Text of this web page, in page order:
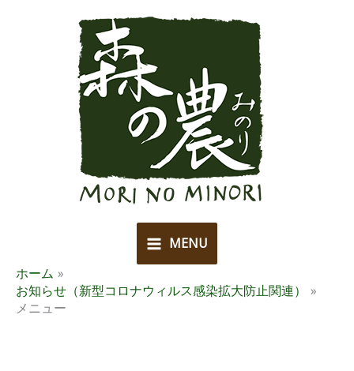
MENU
ホーム
お知らせ（新型コロナウィルス感染拡大防止関連）
メニュー